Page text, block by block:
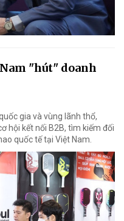
"hút" doanh
gia và vùng lãnh thổ,
hội kết nối B2B, tìm kiếm đối
quốc tế tại Việt Nam.